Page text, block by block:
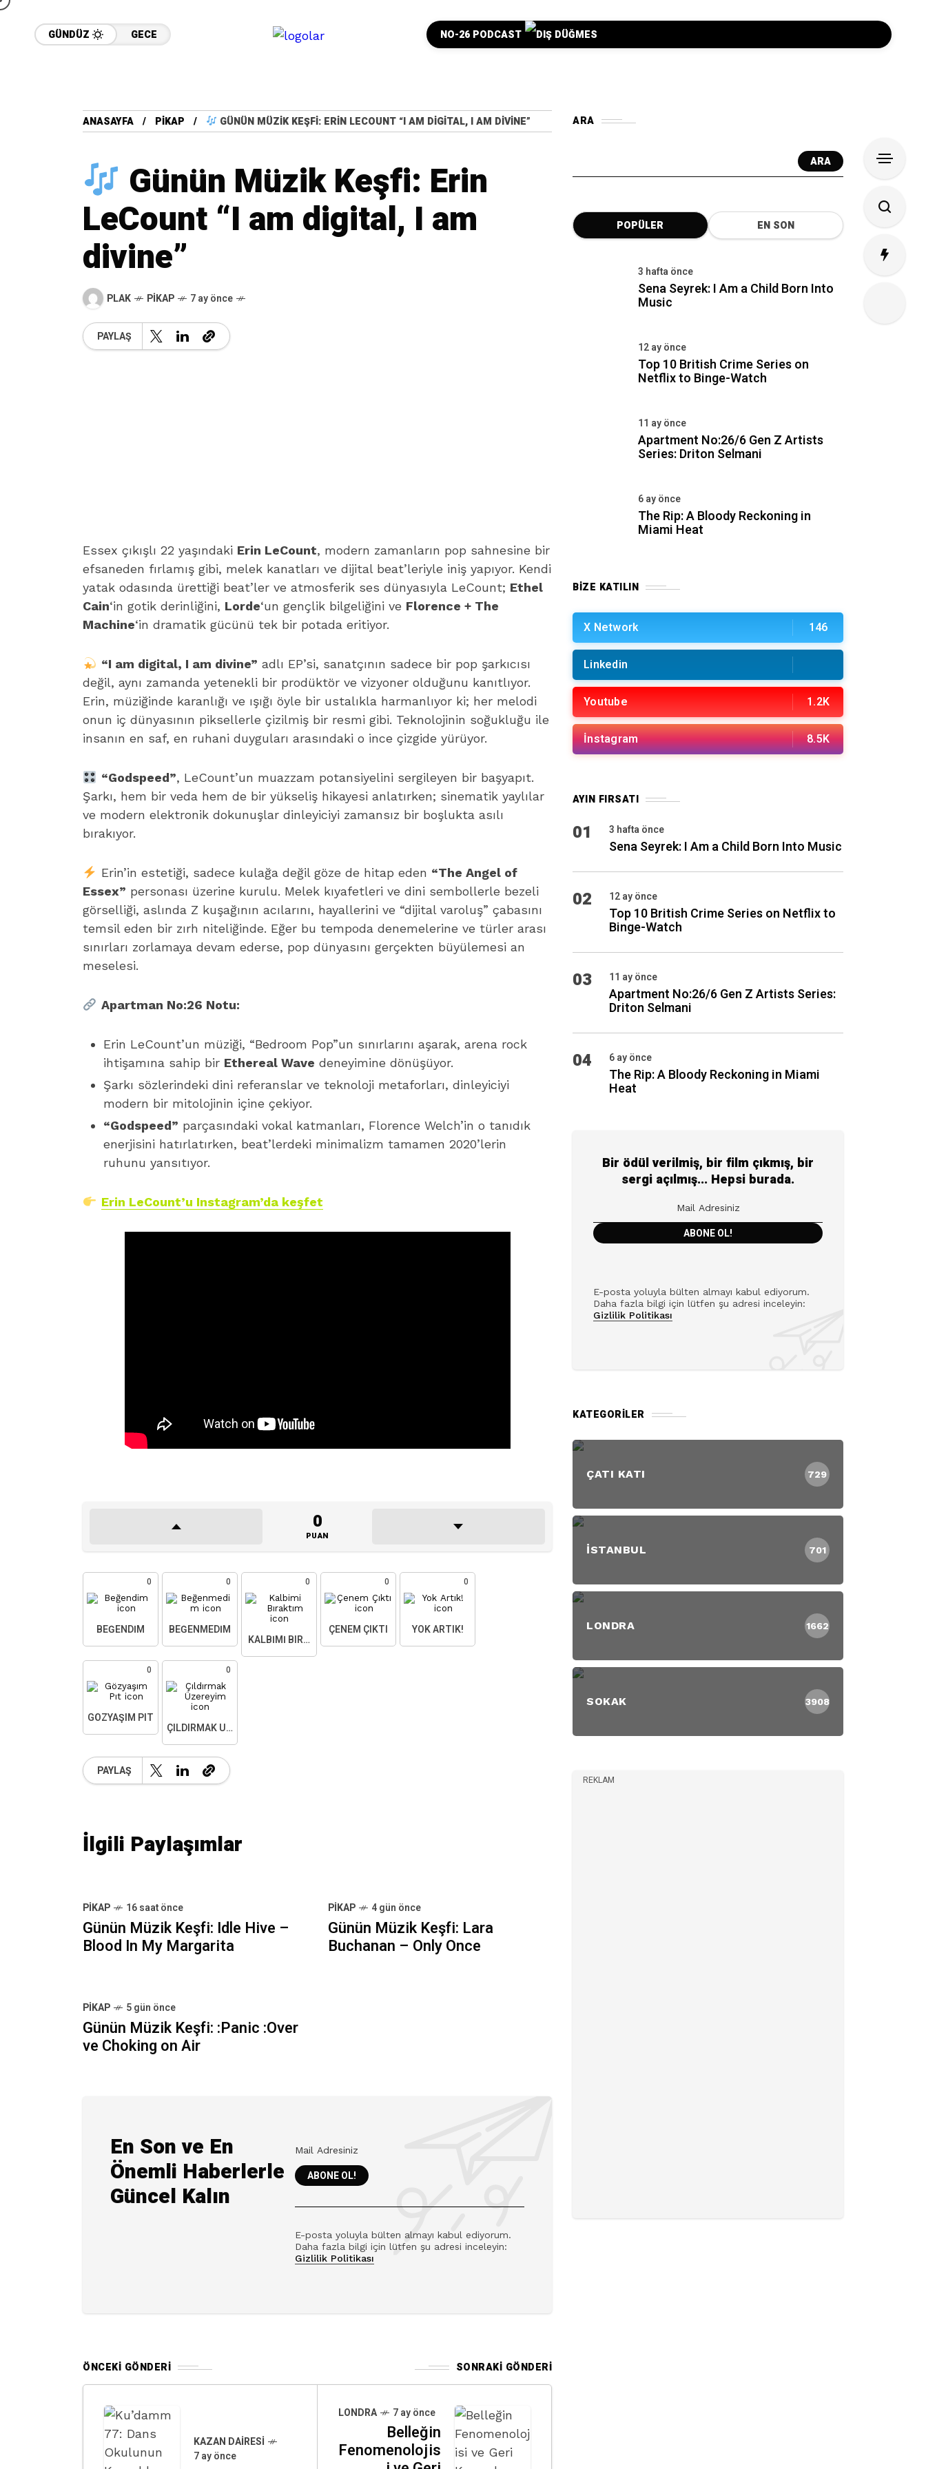
GÜNDÜZ GECE NO-26 PODCAST
ANASAYFA PIKAP GÜNÜN MÜZIK KEŞFI: ERIN LECOUNT “I AM DIGITAL, I AM DIVINE”
Günün Müzik Keşfi: Erin
LeCount “I am digital, I am
divine”
PLAK PIKAP 7 ay önce
PAYLAŞ
Essex çıkışlı 22 yaşındaki Erin LeCount, modern zamanların pop sahnesine bir
efsaneden fırlamış gibi, melek kanatları ve dijital beat’leriyle iniş yapıyor. Kendi
yatak odasında ürettiği beat’ler ve atmosferik ses dünyasıyla LeCount; Ethel
Cain‘in gotik derinliğini, Lorde‘un gençlik bilgeliğini ve Florence + The
Machine‘in dramatik gücünü tek bir potada eritiyor.
“I am digital, I am divine” adlı EP’si, sanatçının sadece bir pop şarkıcısı
değil, aynı zamanda yetenekli bir prodüktör ve vizyoner olduğunu kanıtlıyor.
Erin, müziğinde karanlığı ve ışığı öyle bir ustalıkla harmanlıyor ki; her melodi
onun iç dünyasının piksellerle çizilmiş bir resmi gibi. Teknolojinin soğukluğu ile
insanın en saf, en ruhani duyguları arasındaki o ince çizgide yürüyor.
“Godspeed”, LeCount’un muazzam potansiyelini sergileyen bir başyapıt.
Şarkı, hem bir veda hem de bir yükseliş hikayesi anlatırken; sinematik yaylılar
ve modern elektronik dokunuşlar dinleyiciyi zamansız bir boşlukta asılı
bırakıyor.
Erin’in estetiği, sadece kulağa değil göze de hitap eden “The Angel of
Essex” personası üzerine kurulu. Melek kıyafetleri ve dini sembollerle bezeli
görselliği, aslında Z kuşağının acılarını, hayallerini ve “dijital varoluş” çabasını
temsil eden bir zırh niteliğinde. Eğer bu tempoda denemelerine ve türler arası
sınırları zorlamaya devam ederse, pop dünyasını gerçekten büyülemesi an
meselesi.
Apartman No:26 Notu:
Erin LeCount’un müziği, “Bedroom Pop”un sınırlarını aşarak, arena rock
ihtişamına sahip bir Ethereal Wave deneyimine dönüşüyor.
Şarkı sözlerindeki dini referanslar ve teknoloji metaforları, dinleyiciyi
modern bir mitolojinin içine çekiyor.
“Godspeed” parçasındaki vokal katmanları, Florence Welch’in o tanıdık
enerjisini hatırlatırken, beat’lerdeki minimalizm tamamen 2020’lerin
ruhunu yansıtıyor.
Erin LeCount’u Instagram’da keşfet
0
PUAN
0
BEĞENDIM
0
BEĞENMEDIM
0
KALBIMI BIRAKTIM
0
ÇENEM ÇIKTI
0
YOK ARTIK!
0
GÖZYAŞIM PIT
0
ÇILDIRMAK ÜZEREYIM
PAYLAŞ
İlgili Paylaşımlar
PIKAP 16 saat önce
Günün Müzik Keşfi: Idle Hive –
Blood In My Margarita
PIKAP 4 gün önce
Günün Müzik Keşfi: Lara
Buchanan – Only Once
PIKAP 5 gün önce
Günün Müzik Keşfi: :Panic :Over
ve Choking on Air
En Son ve En
Önemli Haberlerle
Güncel Kalın
E-posta yoluyla bülten almayı kabul ediyorum.
Daha fazla bilgi için lütfen şu adresi inceleyin:
Gizlilik Politikası
ÖNCEKI GÖNDERI SONRAKI GÖNDERI
KAZAN DAIRESI
7 ay önce
LONDRA 7 ay önce
Belleğin
Fenomenolojis
ARA
ARA
POPÜLER EN SON
3 hafta önce
Sena Seyrek: I Am a Child Born Into
Music
12 ay önce
Top 10 British Crime Series on
Netflix to Binge-Watch
11 ay önce
Apartment No:26/6 Gen Z Artists
Series: Driton Selmani
6 ay önce
The Rip: A Bloody Reckoning in
Miami Heat
BIZE KATILIN
X Network 146
Linkedin
Youtube 1.2K
İnstagram 8.5K
AYIN FIRSATI
01 3 hafta önce
Sena Seyrek: I Am a Child Born Into Music
02 12 ay önce
Top 10 British Crime Series on Netflix to
Binge-Watch
03 11 ay önce
Apartment No:26/6 Gen Z Artists Series:
Driton Selmani
04 6 ay önce
The Rip: A Bloody Reckoning in Miami
Heat
Bir ödül verilmiş, bir film çıkmış, bir
sergi açılmış... Hepsi burada.
E-posta yoluyla bülten almayı kabul ediyorum.
Daha fazla bilgi için lütfen şu adresi inceleyin:
Gizlilik Politikası
KATEGORILER
ÇATI KATI 729
İSTANBUL 701
LONDRA 1662
SOKAK 3908
REKLAM